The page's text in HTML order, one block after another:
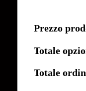
Prezzo
Totale
Totale